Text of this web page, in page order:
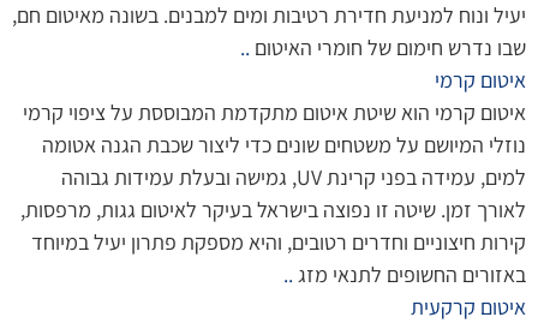
יעיל ונוח למניעת חדירת רטיבות ומים למבנים. בשונה מאיטום חם,
שבו נדרש חימום של חומרי האיטום ..
איטום קרמי
איטום קרמי הוא שיטת איטום מתקדמת המבוססת על ציפוי קרמי
נוזלי המיושם על משטחים שונים כדי ליצור שכבת הגנה אטומה
למים, עמידה בפני קרינת UV, גמישה ובעלת עמידות גבוהה
לאורך זמן. שיטה זו נפוצה בישראל בעיקר לאיטום גגות, מרפסות,
קירות חיצוניים וחדרים רטובים, והיא מספקת פתרון יעיל במיוחד
באזורים החשופים לתנאי מזג ..
איטום קרקעית